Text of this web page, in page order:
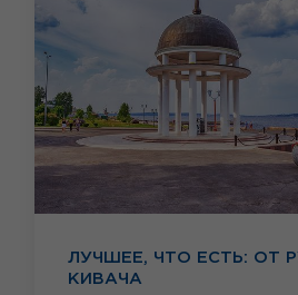
ЛУЧШЕЕ, ЧТО ЕСТЬ: ОТ
КИВАЧА